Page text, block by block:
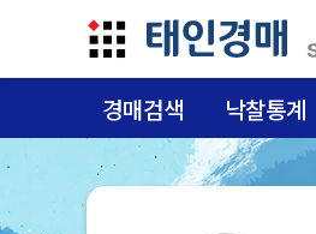
경매검색 낙찰통계